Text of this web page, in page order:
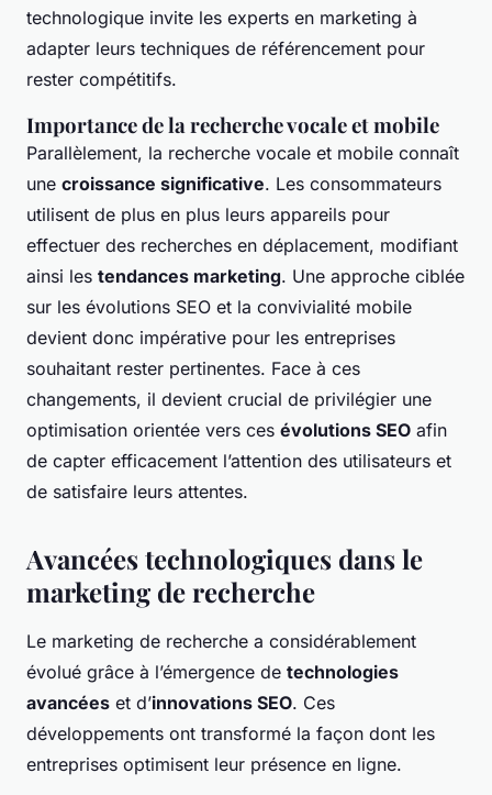
technologique invite les experts en marketing à
adapter leurs techniques de référencement pour
rester compétitifs.
Importance de la recherche vocale et mobile
Parallèlement, la recherche vocale et mobile connaît
une croissance significative. Les consommateurs
utilisent de plus en plus leurs appareils pour
effectuer des recherches en déplacement, modifiant
ainsi les tendances marketing. Une approche ciblée
sur les évolutions SEO et la convivialité mobile
devient donc impérative pour les entreprises
souhaitant rester pertinentes. Face à ces
changements, il devient crucial de privilégier une
optimisation orientée vers ces évolutions SEO afin
de capter efficacement l’attention des utilisateurs et
de satisfaire leurs attentes.
Avancées technologiques dans le
marketing de recherche
Le marketing de recherche a considérablement
évolué grâce à l’émergence de technologies
avancées et d’innovations SEO. Ces
développements ont transformé la façon dont les
entreprises optimisent leur présence en ligne.